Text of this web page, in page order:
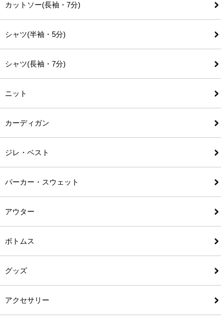
カットソー(長袖・7分)
シャツ(半袖・5分)
シャツ(長袖・7分)
ニット
カーディガン
ジレ・ベスト
パーカー・スウェット
アウター
ボトムス
グッズ
アクセサリー